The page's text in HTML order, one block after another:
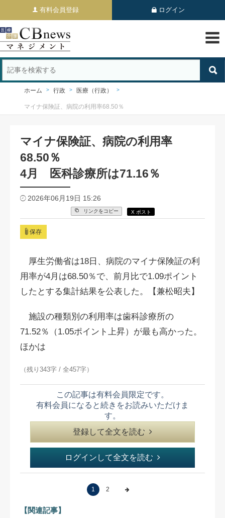
有料会員登録 ログイン
ホーム 行政 医療（行政）
マイナ保険証、病院の利用率68.50％
マイナ保険証、病院の利用率
68.50％
4月 医科診療所は71.16％
2026年06月19日 15:26
リンクをコピー X ポスト
保存
厚生労働省は18日、病院のマイナ保険証の利
用率が4月は68.50％で、前月比で1.09ポイント
したとする集計結果を公表した。【兼松昭夫】
施設の種類別の利用率は歯科診療所の
71.52％（1.05ポイント上昇）が最も高かった。
ほかは
（残り343字 / 全457字）
この記事は有料会員限定です。
有料会員になると続きをお読みいただけま
す。
登録して全文を読む
ログインして全文を読む
1 2
【関連記事】